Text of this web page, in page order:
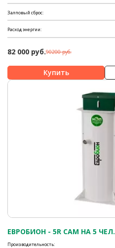
Залповый сброс:
Расход энергии:
82 000 руб.90200 руб.
ЕВРОБИОН - 5R САМ НА 5 ЧЕЛ.
Производительность: